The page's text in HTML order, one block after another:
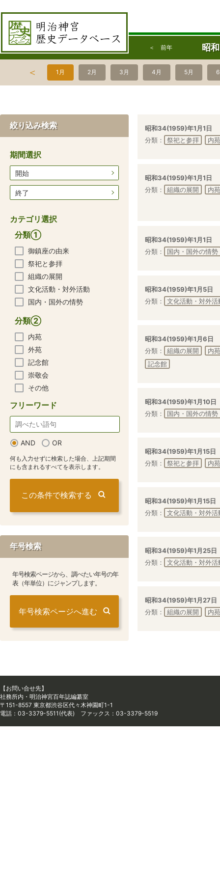
＜ 前年 昭
＜ 1月 2月 3月 4月 5月
絞り込み検索
期間選択
開始
終了
カテゴリ選択
分類①
御鎮座の由来
祭祀と参拝
組織の展開
文化活動・対外活動
国内・国外の情勢
分類②
内苑
外苑
記念館
崇敬会
その他
フリーワード
AND OR
何も入力せずに検索した場合、上記期間
にも含まれるすべてを表示します。
年号検索
年号検索ページから、調べたい年号の年
表（年単位）にジャンプします。
年号検索ページへ進む
昭和34(1959)年1月1日
分類：
祭祀と参拝 内苑
昭和34(1959)年1月1日
分類：
組織の展開 内苑
昭和34(1959)年1月1日
分類：
国内・国外の情勢
昭和34(1959)年1月5日
分類：
文化活動・対外活
昭和34(1959)年1月6日
分類：
組織の展開
内苑
記念館
昭和34(1959)年1月10日
分類：
国内・国外の情勢
昭和34(1959)年1月15日
分類：
祭祀と参拝 内苑
昭和34(1959)年1月15日
分類：
文化活動・対外活
昭和34(1959)年1月25日
分類：
文化活動・対外活
昭和34(1959)年1月27日
分類：
組織の展開 内苑
【お問い合せ先】
社務所内・明治神宮百年誌編纂室
〒151-8557 東京都渋谷区代々木神園町1-1
電話：03-3379-5511(代表) ファックス：03-3379-5519